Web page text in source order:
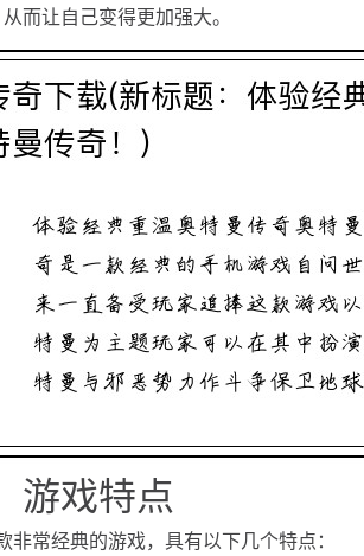
而让自己变得更加强大。
游戏特点
非常经典的游戏，具有以下几个特点：